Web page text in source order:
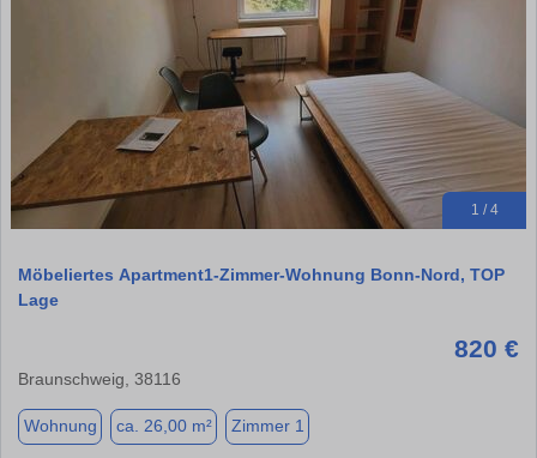
1 / 4
Möbeliertes Apartment1-Zimmer-Wohnung Bonn-Nord, TOP
Lage
820 €
Braunschweig, 38116
Wohnung ca. 26,00 m² Zimmer 1